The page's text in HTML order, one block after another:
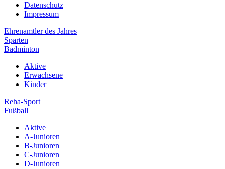
Datenschutz
Impressum
Ehrenamtler des Jahres
Sparten
Badminton
Aktive
Erwachsene
Kinder
Reha-Sport
Fußball
Aktive
A-Junioren
B-Junioren
C-Junioren
D-Junioren